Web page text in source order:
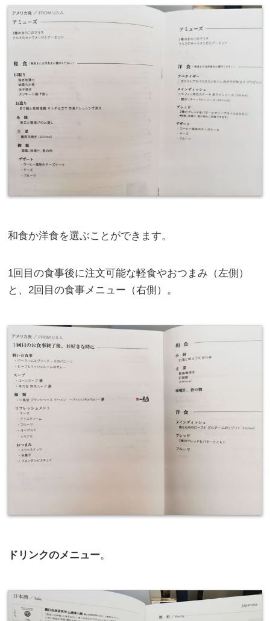
和食か洋食を選ぶことができます。
1回目の食事後に注文可能な軽食やおつまみ（左側）
と、2回目の食事メニュー（右側）。
ドリンクのメニュー。